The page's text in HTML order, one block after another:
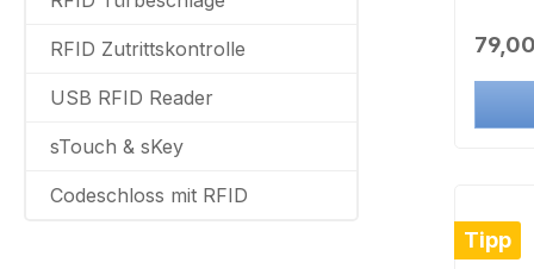
RFID Zutrittskontrolle
USB RFID Reader
sTouch & sKey
Codeschloss mit RFID
Leiste
RFID
Tipp